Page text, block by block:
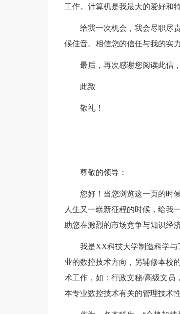
工作。计算机是我最大的爱好和
给我一次机会，我会尽职尽
候佳音。相信您的信任与我的实
最后，再次感谢您阅读此信
此致
敬礼！
尊敬的领导：
您好！当您浏览这一页的时
人生又一崭新征程的时候，给我
助您在激烈的市场竞争与知识经
我是XX科技大学制造科学
业的数控技术方向，另辅修本校
术工作，如：行政文秘/高级文员
本专业数控技术有关的管理技术性